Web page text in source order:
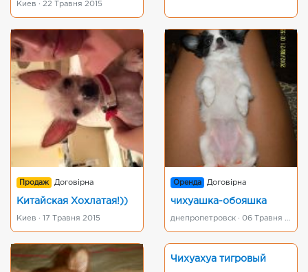
Киев · 22 Травня 2015
Продаж Договірна
Китайская Хохлатая!))
Киев · 17 Травня 2015
Оренда Договірна
чихуашка-обояшка
днепропетровск · 06 Травня 2015
Чихуахуа тигровый